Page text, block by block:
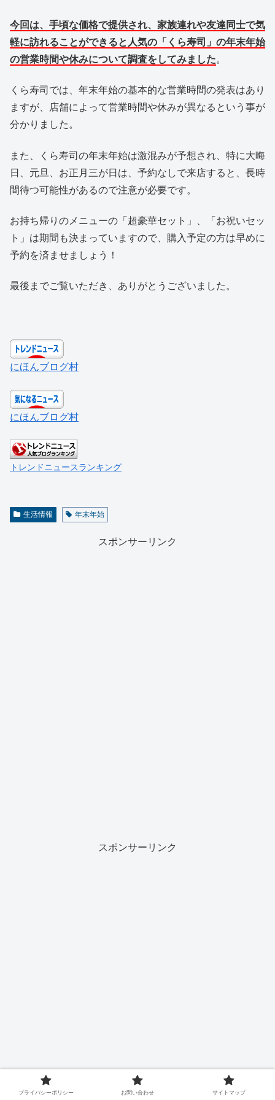
今回は、手頃な価格で提供され、家族連れや友達同士で気
軽に訪れることができると人気の「くら寿司」の年末年始
の営業時間や休みについて調査をしてみました。
くら寿司では、年末年始の基本的な営業時間の発表はあり
ますが、店舗によって営業時間や休みが異なるという事が
分かりました。
また、くら寿司の年末年始は激混みが予想され、特に大晦
日、元旦、お正月三が日は、予約なしで来店すると、長時
間待つ可能性があるので注意が必要です。
お持ち帰りのメニューの「 超豪華セット」、「お祝いセッ
ト」は期間も決まっていますので、購入予定の方は早めに
予約を済ませましょう！
最後までご覧いただき、ありがとうございました。
にほんブログ村
にほんブログ村
トレンドニュースランキング
生活情報 年末年始
スポンサーリンク
スポンサーリンク
プライバシーポリシー お問い合わせ サイトマップ